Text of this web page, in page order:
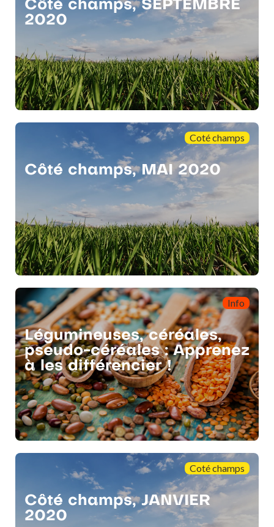
Côté champs, SEPTEMBRE
2020
Coté champs
Côté champs, MAI 2020
Info
Légumineuses, céréales,
pseudo-céréales : Apprenez
à les différencier !
Coté champs
Côté champs, JANVIER
2020